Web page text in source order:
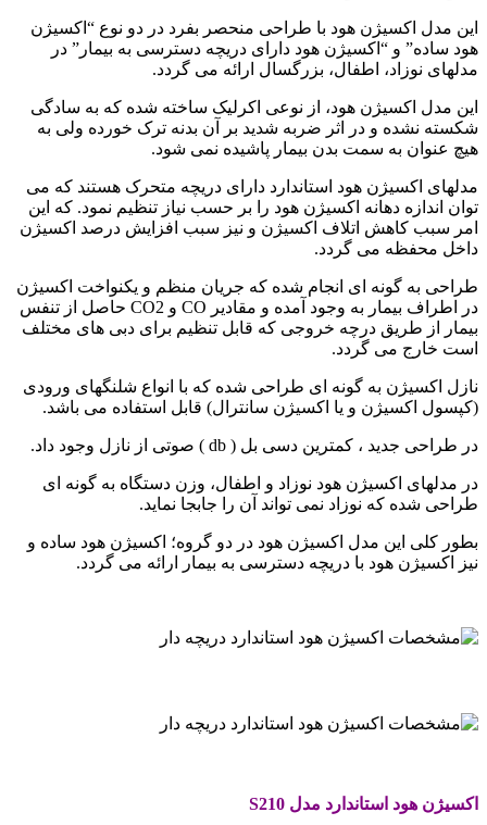
این مدل اکسیژن هود با طراحی منحصر بفرد در دو نوع “اکسیژن
هود ساده” و “اکسیژن هود دارای دریچه دسترسی به بیمار” در
مدلهای نوزاد، اطفال، بزرگسال ارائه می گردد.
این مدل اکسیژن هود، از نوعی اکرلیک ساخته شده که به سادگی
شکسته نشده و در اثر ضربه شدید بر آن بدنه ترک خورده ولی به
هیچ عنوان به سمت بدن بیمار پاشیده نمی شود.
مدلهای اکسیژن هود استاندارد دارای دریچه متحرک هستند که می
توان اندازه دهانه اکسیژن هود را بر حسب نیاز تنظیم نمود. که این
امر سبب کاهش اتلاف اکسیژن و نیز سبب افزایش درصد اکسیژن
داخل محفظه می گردد.
طراحی به گونه ای انجام شده که جریان منظم و یکنواخت اکسیژن
در اطراف بیمار به وجود آمده و مقادیر CO و CO2 حاصل از تنفس
بیمار از طریق درچه خروجی که قابل تنظیم برای دبی های مختلف
است خارج می گردد.
نازل اکسیژن به گونه ای طراحی شده که با انواع شلنگهای ورودی
(کپسول اکسیژن و یا اکسیژن سانترال) قابل استفاده می باشد.
در طراحی جدید ، کمترین دسی بل ( db ) صوتی از نازل وجود داد.
در مدلهای اکسیژن هود نوزاد و اطفال، وزن دستگاه به گونه ای
طراحی شده که نوزاد نمی تواند آن را جابجا نماید.
بطور کلی این مدل اکسیژن هود در دو گروه؛ اکسیژن هود ساده و
نیز اکسیژن هود با دریچه دسترسی به بیمار ارائه می گردد.
اکسیژن هود استاندارد مدل S210